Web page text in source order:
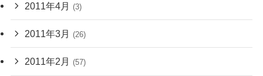
2011年4月 (3)
2011年3月 (26)
2011年2月 (57)